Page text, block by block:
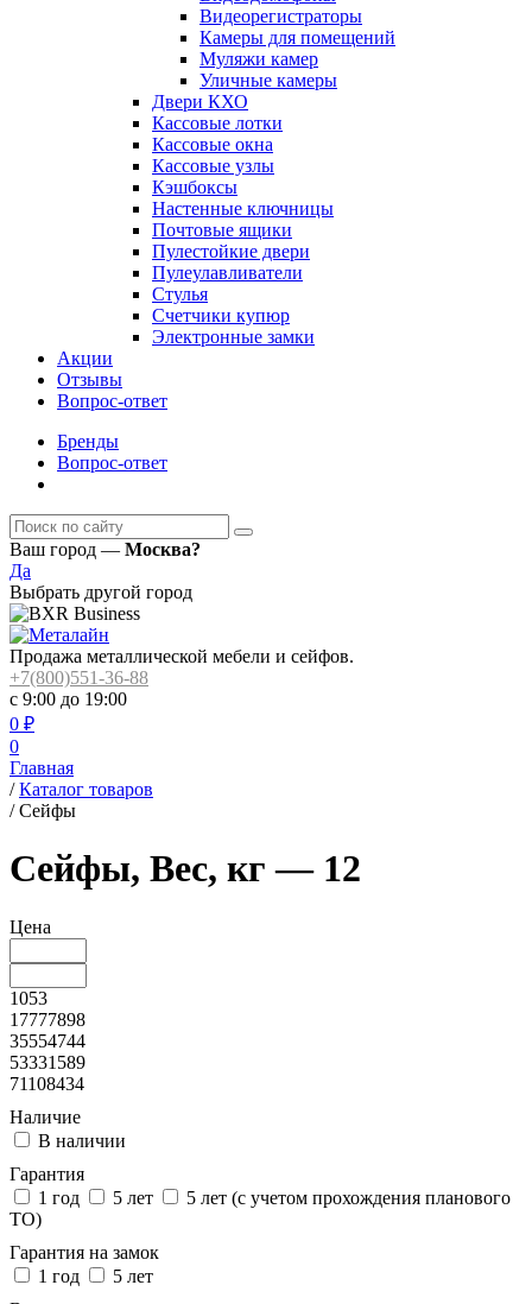
Видеорегистраторы
Камеры для помещений
Муляжи камер
Уличные камеры
Двери КХО
Кассовые лотки
Кассовые окна
Кассовые узлы
Кэшбоксы
Настенные ключницы
Почтовые ящики
Пулестойкие двери
Пулеулавливатели
Стулья
Счетчики купюр
Электронные замки
Акции
Отзывы
Вопрос-ответ
Бренды
Вопрос-ответ
Ваш город — Москва?
Да
Выбрать другой город
Продажа металлической мебели и сейфов.
+7(800)551-36-88
с 9:00 до 19:00
0 ₽
0
Главная
/ Каталог товаров
/ Сейфы
Сейфы, Вес, кг — 12
Цена
1053
17777898
35554744
53331589
71108434
Наличие
В наличии
Гарантия
1 год
5 лет
5 лет (с учетом прохождения планового
ТО)
Гарантия на замок
1 год
5 лет